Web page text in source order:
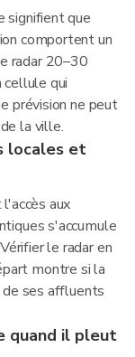
signifient que
comportent un
radar 20–30
qui
prévision ne peut
la ville.
locales et
aux
s'accumule
le radar en
montre si la
ses affluents
quand il pleut